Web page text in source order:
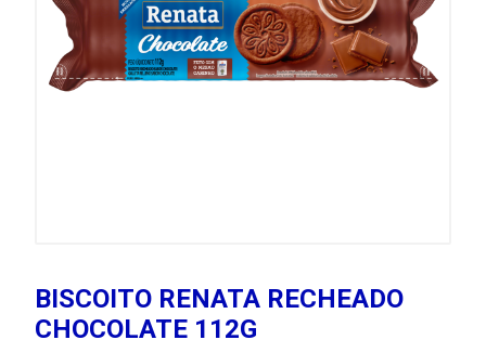
BISCOITO RENATA RECHEADO
CHOCOLATE 112G